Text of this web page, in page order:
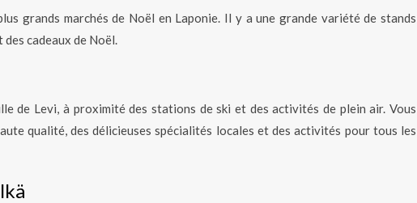
grands marchés de Noël en Laponie. Il y a une grande variété de stands
cadeaux de Noël.
de Levi, à proximité des stations de ski et des activités de plein air. Vous
qualité, des délicieuses spécialités locales et des activités pour tous les